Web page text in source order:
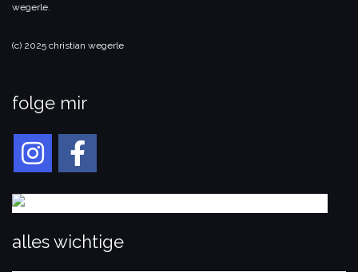
wegerle.
(c) 2025 christian wegerle
folge mir
alles wichtige